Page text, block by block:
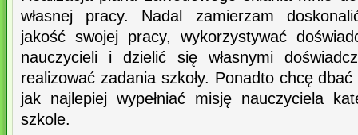
własnej pracy. Nadal zamierzam
jakość swojej pracy, wykorzystywać
nauczycieli i dzielić się własnymi
realizować zadania szkoły. Ponadto chcę
jak najlepiej wypełniać misję nauczyciela
szkole.